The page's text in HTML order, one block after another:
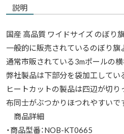
説明
国産 高品質 ワイドサイズ のぼり旗
一般的に販売されているのぼり旗
通常市販されている3mポールの横
弊社製品は下部分を袋加工してい
ヒートカットの製品は四辺が切り
布同士がぶつかりほつれやすいで
商品詳細
・商品型番：NOB-KT0665